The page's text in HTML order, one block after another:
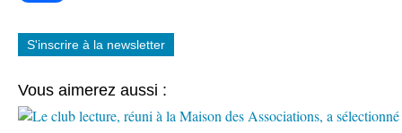
S'inscrire à la newsletter
Vous aimerez aussi :